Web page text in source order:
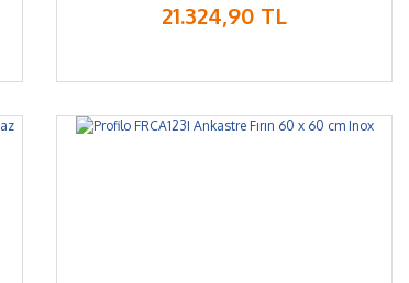
21.324,90 TL